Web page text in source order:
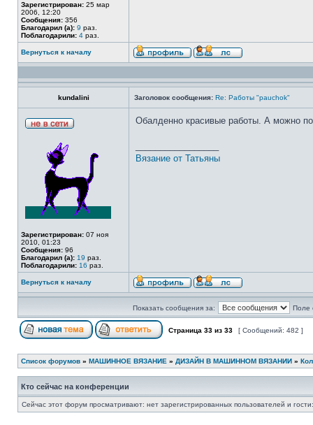
Зарегистрирован: 25 мар
2006, 12:20
Сообщения: 356
Благодарил (а): 9 раз.
Поблагодарили: 4 раз.
Вернуться к началу
kundalini Заголовок сообщения: Re: Работы "pauchok"
Зарегистрирован: 07 ноя
2010, 01:23
Сообщения: 96
Благодарил (а): 19 раз.
Поблагодарили: 16 раз.
Обалденно красивые работы. А можно
Вязание от Татьяны
Вернуться к началу
Показать сообщения за: Поле
Страница 33 из 33 [ Сообщений: 482 ]
Список форумов » МАШИННОЕ ВЯЗАНИЕ » ДИЗАЙН В МАШИННОМ ВЯЗАНИИ »
Кто сейчас на конференции
Сейчас этот форум просматривают: нет зарегистрированных пользователей и